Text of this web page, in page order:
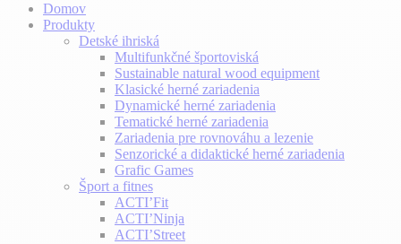
Domov
Produkty
Detské ihriská
Multifunkčné športoviská
Sustainable natural wood equipment
Klasické herné zariadenia
Dynamické herné zariadenia
Tematické herné zariadenia
Zariadenia pre rovnováhu a lezenie
Senzorické a didaktické herné zariadenia
Grafic Games
Šport a fitnes
ACTI’Fit
ACTI’Ninja
ACTI’Street